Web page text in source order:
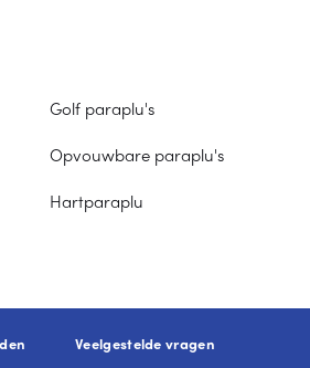
Golf paraplu's
Opvouwbare paraplu's
Hartparaplu
Veelgestelde vragen